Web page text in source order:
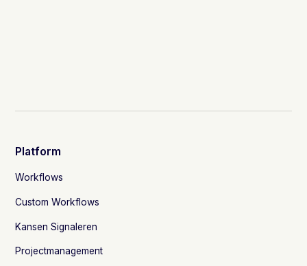
Platform
Workflows
Custom Workflows
Kansen Signaleren
Projectmanagement